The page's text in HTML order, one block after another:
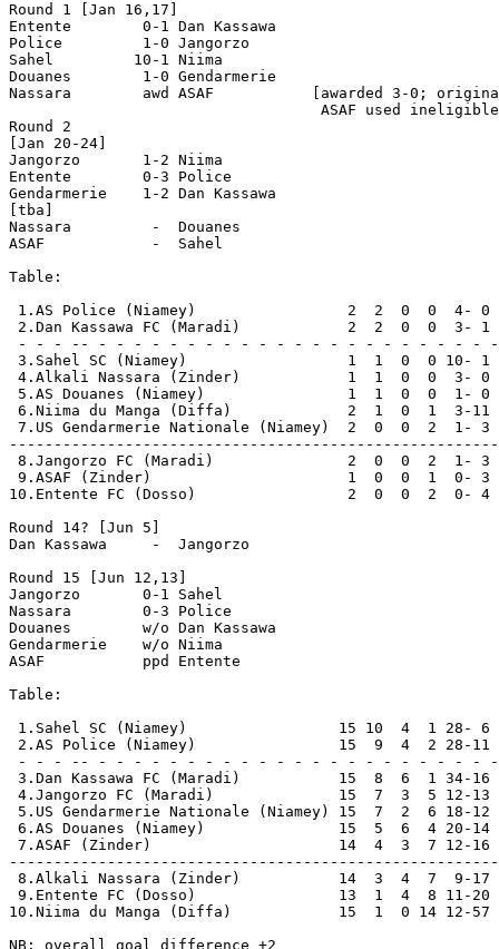
Round 1 [Jan 16,17]
Entente        0-1 Dan Kassawa
Police         1-0 Jangorzo
Sahel         10-1 Niima
Douanes        1-0 Gendarmerie
Nassara        awd ASAF           [awarded 3-0;
ASAF used ineligible
Round 2
[Jan 20-24]
Jangorzo       1-2 Niima
Entente        0-3 Police
Gendarmerie    1-2 Dan Kassawa
[tba]
Nassara         -  Douanes
ASAF            -  Sahel
Table:
1.AS Police (Niamey)                 2  2  0  0  4- 0
2.Dan Kassawa FC (Maradi)            2  2  0  0  3- 1
- - - -- - - - - - - - - - - - - - - - - - - - - - -
3.Sahel SC (Niamey)                  1  1  0  0 10- 1
4.Alkali Nassara (Zinder)            1  1  0  0  3- 0
5.AS Douanes (Niamey)                1  1  0  0  1- 0
6.Niima du Manga (Diffa)             2  1  0  1  3-11
7.US Gendarmerie Nationale (Niamey)  2  0  0  2  1- 3
8.Jangorzo FC (Maradi)               2  0  0  2  1- 3
9.ASAF (Zinder)                      1  0  0  1  0- 3
10.Entente FC (Dosso)                 2  0  0  2  0- 4
Round 14? [Jun 5]
Dan Kassawa     -  Jangorzo
Round 15 [Jun 12,13]
Jangorzo       0-1 Sahel
Nassara        0-3 Police
Douanes        w/o Dan Kassawa
Gendarmerie    w/o Niima
ASAF           ppd Entente
Table:
1.Sahel SC (Niamey)                 15 10  4  1 28- 6
2.AS Police (Niamey)                15  9  4  2 28-11
- - - -- - - - - - - - - - - - - - - - - - - - - - -
3.Dan Kassawa FC (Maradi)           15  8  6  1 34-16
4.Jangorzo FC (Maradi)              15  7  3  5 12-13
5.US Gendarmerie Nationale (Niamey) 15  7  2  6 18-12
6.AS Douanes (Niamey)               15  5  6  4 20-14
7.ASAF (Zinder)                     14  4  3  7 12-16
8.Alkali Nassara (Zinder)           14  3  4  7  9-17
9.Entente FC (Dosso)                13  1  4  8 11-20
10.Niima du Manga (Diffa)            15  1  0 14 12-57
NB: overall goal difference +2